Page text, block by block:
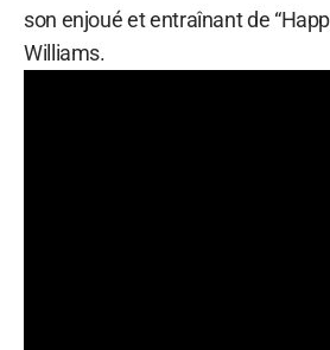
son enjoué et entraînant de
Williams.